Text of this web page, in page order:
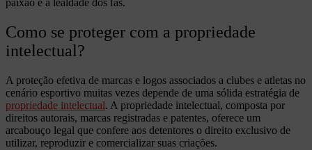
paixão e a lealdade dos fãs.
Como se proteger com a propriedade
intelectual?
A proteção efetiva de marcas e logos associados a clubes e atletas no
cenário esportivo muitas vezes depende de uma sólida estratégia de
propriedade intelectual. A propriedade intelectual, composta por
direitos autorais, marcas registradas e patentes, oferece um
arcabouço legal que confere aos detentores o direito exclusivo de
utilizar, reproduzir e comercializar suas criações.